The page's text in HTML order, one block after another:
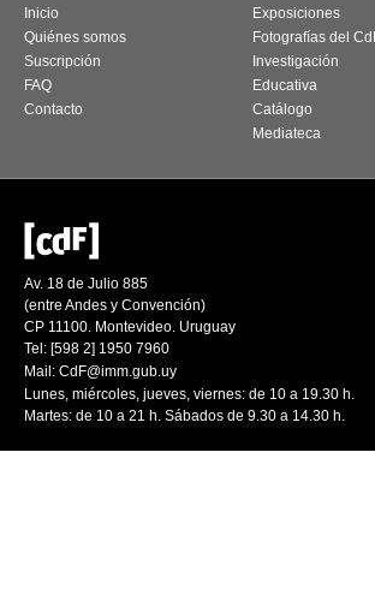
Inicio
Quiénes somos
Suscripción
FAQ
Contacto
Exposiciones
Fotografías del
Investigación
Educativa
Catálogo
Mediateca
Av. 18 de Julio 885
(entre Andes y Convención)
CP 11100. Montevideo. Uruguay
Tel: [598 2] 1950 7960
Mail: CdF@imm.gub.uy
Lunes, miércoles, jueves, viernes: de 10 a 19.30 h.
Martes: de 10 a 21 h. Sábados de 9.30 a 14.30 h.